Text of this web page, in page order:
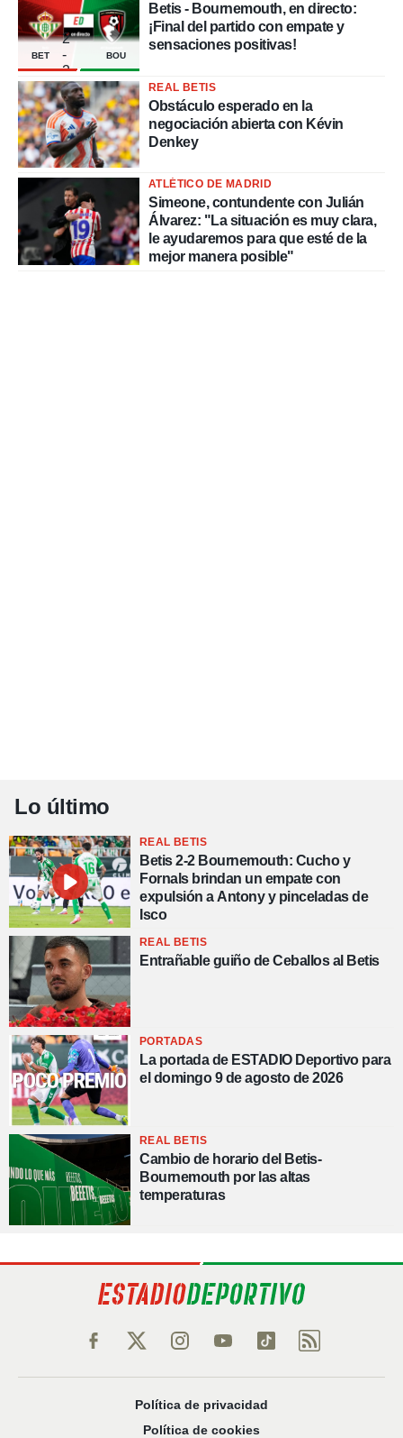
BET
2
-
2
BOU
Betis - Bournemouth, en directo:
¡Final del partido con empate y
sensaciones positivas!
REAL BETIS
Obstáculo esperado en la
negociación abierta con Kévin
Denkey
ATLÉTICO DE MADRID
Simeone, contundente con Julián
Álvarez: "La situación es muy clara,
le ayudaremos para que esté de la
mejor manera posible"
Lo último
REAL BETIS
Betis 2-2 Bournemouth: Cucho y
Fornals brindan un empate con
expulsión a Antony y pinceladas de
Isco
REAL BETIS
Entrañable guiño de Ceballos al Betis
PORTADAS
La portada de ESTADIO Deportivo para
el domingo 9 de agosto de 2026
REAL BETIS
Cambio de horario del Betis-
Bournemouth por las altas
temperaturas
Política de privacidad
Política de cookies